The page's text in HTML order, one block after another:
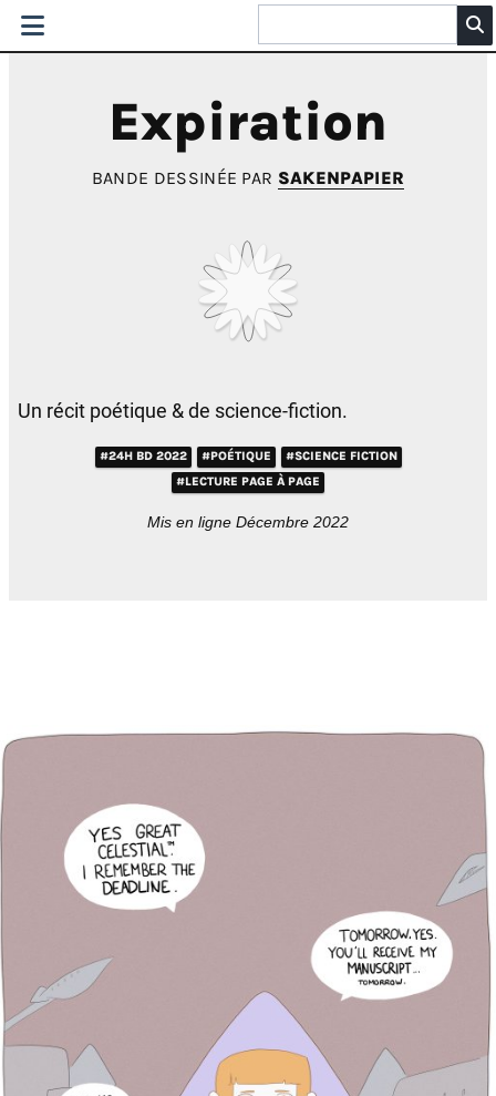
Expiration
BANDE DESSINÉE PAR SAKENPAPIER
Un récit poétique & de science-fiction.
#24H BD 2022 #POÉTIQUE
#SCIENCE FICTION
#LECTURE PAGE À PAGE
Mis en ligne Décembre 2022